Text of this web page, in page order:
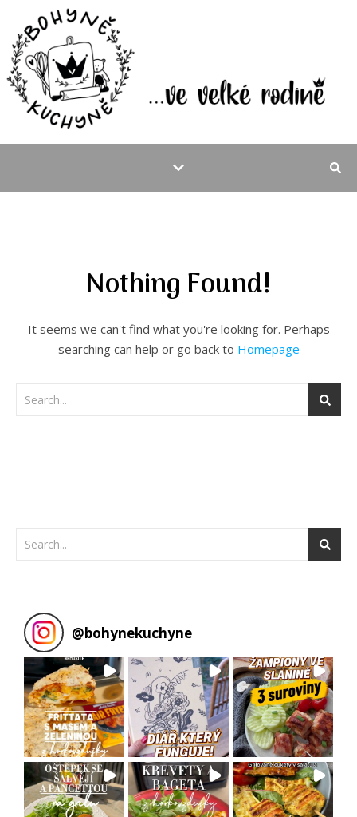
Nothing Found!
It seems we can't find what you're looking for. Perhaps
searching can help or go back to Homepage
@bohynekuchyne